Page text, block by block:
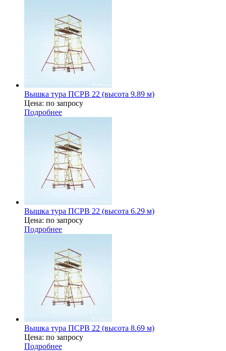
Вышка тура ПСРВ 22 (высота 9.89 м)
Цена: по запросу
Подробнее
Вышка тура ПСРВ 22 (высота 6.29 м)
Цена: по запросу
Подробнее
Вышка тура ПСРВ 22 (высота 8.69 м)
Цена: по запросу
Подробнее